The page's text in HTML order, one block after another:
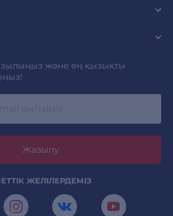
және ең қызықты
Жазылу
ЖЕЛІЛЕРДЕМІЗ